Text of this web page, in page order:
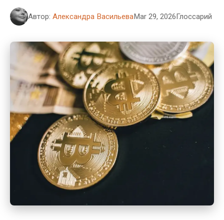
Автор: Александра ВасильеваMar 29, 2026Глоссарий